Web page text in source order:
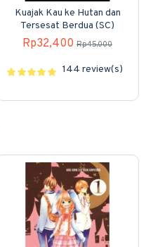
Kuajak Kau ke Hutan dan
Tersesat Berdua (SC)
Rp32,400 Rp45,000
144 review(s)